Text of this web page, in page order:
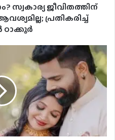
ജീവിതത്തിന്
പ്രതികരിച്ച്